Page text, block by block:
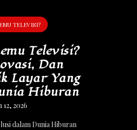
TELEVISI?
Televisi?
Dan
Layar Yang
Hiburan
2026
dalam Dunia Hiburan